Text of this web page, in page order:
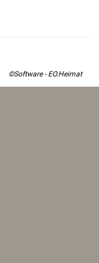
©Software - EO.Heimat